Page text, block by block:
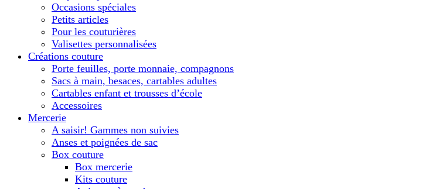
Occasions spéciales
Petits articles
Pour les couturières
Valisettes personnalisées
Créations couture
Porte feuilles, porte monnaie, compagnons
Sacs à main, besaces, cartables adultes
Cartables enfant et trousses d’école
Accessoires
Mercerie
A saisir! Gammes non suivies
Anses et poignées de sac
Box couture
Box mercerie
Kits couture